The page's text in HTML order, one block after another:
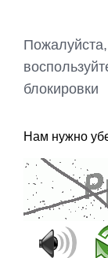
блокировки
Нам нужно